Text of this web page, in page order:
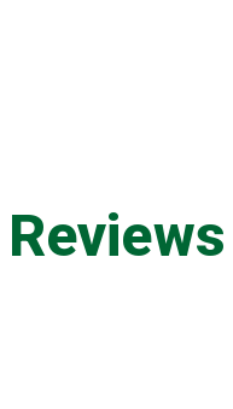
Reviews